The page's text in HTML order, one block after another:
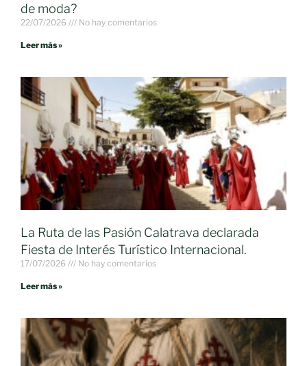
de moda?
22/07/2026 No hay comentarios
Leer más »
La Ruta de las Pasión Calatrava declarada
Fiesta de Interés Turístico Internacional.
17/07/2026 No hay comentarios
Leer más »